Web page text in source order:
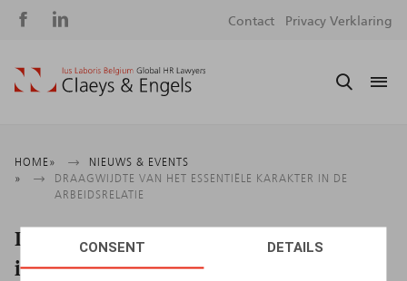
CONSENT DETAILS
Social
Contact Privacy Verklaring
Kruimelpad
HOME
NIEUWS & EVENTS
DRAAGWIJDTE VAN HET ESSENTIËLE KARAKTER IN DE
ARBEIDSRELATIE
Draagwijdte van het essentiële karakter
in de arbeidsrelatie